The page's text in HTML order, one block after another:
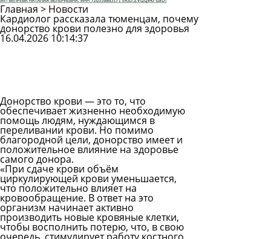
Главная > Новости
Кардиолог рассказала тюменцам, почему
донорство крови полезно для здоровья
16.04.2026 10:14:37
Донорство крови — это то, что
обеспечивает жизненно необходимую
помощь людям, нуждающимся в
переливании крови. Но помимо
благородной цели, донорство имеет и
положительное влияние на здоровье
самого донора.
«При сдаче крови объём
циркулирующей крови уменьшается,
что положительно влияет на
кровообращение. В ответ на это
организм начинает активно
производить новые кровяные клетки,
чтобы восполнить потерю, что, в свою